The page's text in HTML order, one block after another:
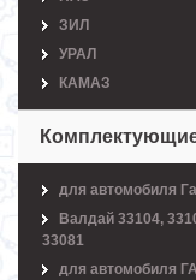
ЗИЛ
УРАЛ
КАМАЗ
для автомобиля
Валдай 33104,
33081
для автомобиля